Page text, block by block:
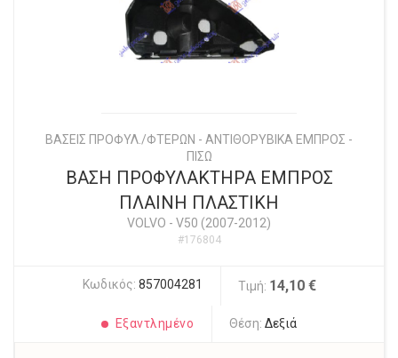
ΒΑΣΕΙΣ ΠΡΟΦΥΛ./ΦΤΕΡΩΝ - ΑΝΤΙΘΟΡΥΒΙΚΑ ΕΜΠΡΟΣ -
ΠΙΣΩ
ΒΑΣΗ ΠΡΟΦΥΛΑΚΤΗΡΑ ΕΜΠΡΟΣ
ΠΛΑΙΝΗ ΠΛΑΣΤΙΚΗ
VOLVO - V50 (2007-2012)
#176804
Κωδικός: 857004281 Τιμή: 14,10 €
Εξαντλημένο Θέση:Δεξιά